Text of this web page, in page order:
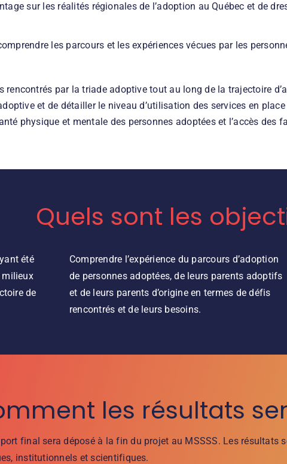
sur les réalités régionales de l’adoption au Québec et de
les parcours et les expériences vécues par les
rencontrés par la triade adoptive tout au long de la trajectoire
et de détailler le niveau d’utilisation des services en
physique et mentale des personnes adoptées et l’accès des
Quels sont les
été
milieux
de
Comprendre l’expérience du parcours d’adoption
de personnes adoptées, de leurs parents adoptifs
et de leurs parents d’origine en termes de défis
rencontrés et de leurs besoins.
les résultats
final sera déposé à la fin du projet au MSSSS. Les résultats
institutionnels et scientifiques.